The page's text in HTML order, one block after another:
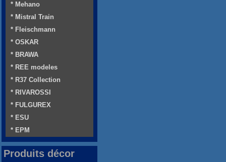
* Mehano
* Mistral Train
* Fleischmann
* OSKAR
* BRAWA
* REE modeles
* R37 Collection
* RIVAROSSI
* FULGUREX
* ESU
* EPM
Produits décor